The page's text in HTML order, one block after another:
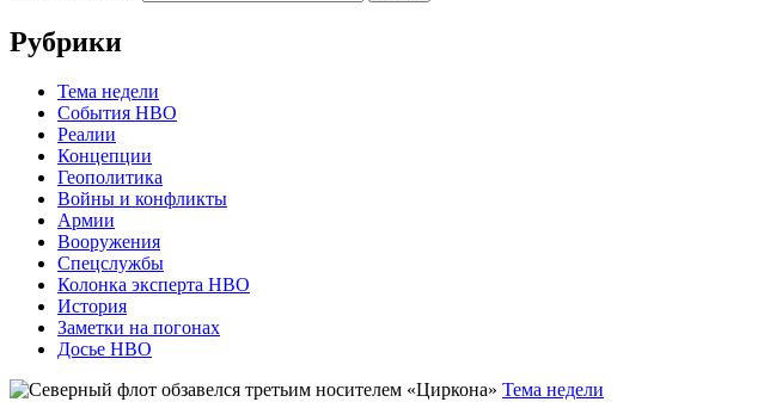
Рубрики
Тема недели
События НВО
Реалии
Концепции
Геополитика
Войны и конфликты
Армии
Вооружения
Спецслужбы
Колонка эксперта НВО
История
Заметки на погонах
Досье НВО
Тема недели